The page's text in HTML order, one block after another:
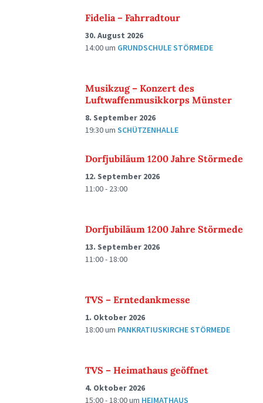
Fidelia – Fahrradtour
30. August 2026
14:00um GRUNDSCHULE STÖRMEDE
Musikzug – Konzert des
Luftwaffenmusikkorps Münster
8. September 2026
19:30um SCHÜTZENHALLE
Dorfjubiläum 1200 Jahre Störmede
12. September 2026
11:00 - 23:00
Dorfjubiläum 1200 Jahre Störmede
13. September 2026
11:00 - 18:00
TVS – Erntedankmesse
1. Oktober 2026
18:00um PANKRATIUSKIRCHE STÖRMEDE
TVS – Heimathaus geöffnet
4. Oktober 2026
15:00 - 18:00um HEIMATHAUS